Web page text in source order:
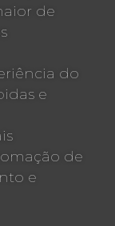
de
do
e
de
e